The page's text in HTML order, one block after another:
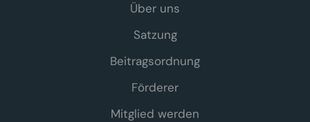
Über uns
Satzung
Beitragsordnung
Förderer
Mitglied werden